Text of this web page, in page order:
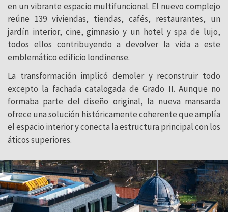
en un vibrante espacio multifuncional. El nuevo complejo
reúne 139 viviendas, tiendas, cafés, restaurantes, un
jardín interior, cine, gimnasio y un hotel y spa de lujo,
todos ellos contribuyendo a devolver la vida a este
emblemático edificio londinense.
La transformación implicó demoler y reconstruir todo
excepto la fachada catalogada de Grado II. Aunque no
formaba parte del diseño original, la nueva mansarda
ofrece una solución históricamente coherente que amplía
el espacio interior y conecta la estructura principal con los
áticos superiores.